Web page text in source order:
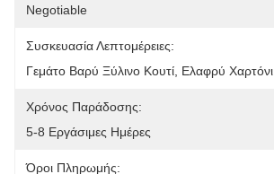
Negotiable
Συσκευασία Λεπτομέρειες:
Γεμάτο Βαρύ Ξύλινο Κουτί, Ελαφρύ Χαρτόνι
Χρόνος Παράδοσης:
5-8 Εργάσιμες Ημέρες
Όροι Πληρωμής: